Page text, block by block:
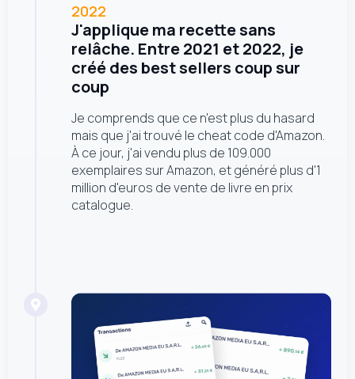
2022
J'applique ma recette sans
relâche. Entre 2021 et 2022, je
créé des best sellers coup sur
coup
Je comprends que ce n'est plus du hasard
mais que j'ai trouvé le cheat code d'Amazon.
À ce jour, j'ai vendu plus de 109.000
exemplaires sur Amazon, et généré plus d'1
million d'euros de vente de livre en prix
catalogue.